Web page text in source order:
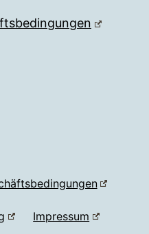
Impressum